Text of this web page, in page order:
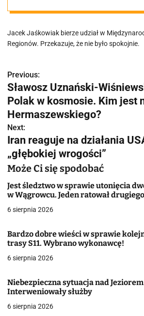
"Doszło do
ataku
jedną z
dzielnic"
Jacek Jaśkowiak bierze udział w
Regionów. Przekazuje, że nie było spokojnie.
N
a
w
i
g
a
c
j
w
p
i
s
Previous:
Sławosz Uznański-
Polak w kosmosie. Kim jest
Hermaszewskiego?
Next:
Iran reaguje na działania
„głębokiej wrogości”
Może Ci się spodobać
Jest śledztwo w sprawie utonięcia
w Wągrowcu. Jeden ratował drugiego
6 sierpnia 2026
Bardzo dobre wieści w sprawie
trasy S11. Wybrano wykonawcę!
6 sierpnia 2026
Niebezpieczna sytuacja nad
Interweniowały służby
6 sierpnia 2026